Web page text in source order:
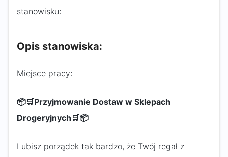
stanowisku:
Opis stanowiska:
Miejsce pracy:
📦🛒Przyjmowanie Dostaw w Sklepach
Drogeryjnych 🛒📦
Lubisz porządek tak bardzo, że Twój regał z